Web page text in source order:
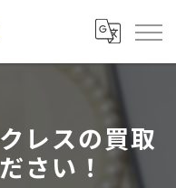
レスの買取
さい！